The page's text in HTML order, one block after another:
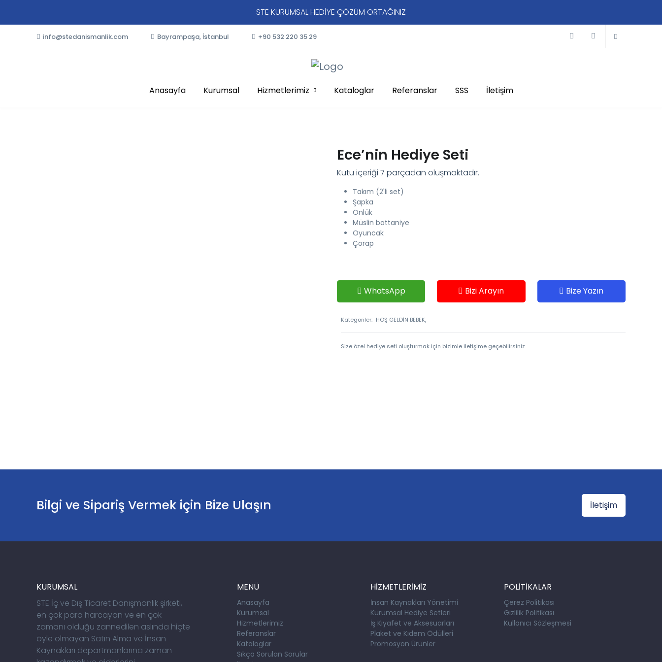
STE KURUMSAL HEDİYE ÇÖZÜM ORTAĞINIZ
info@stedanismanlik.com Bayrampaşa, İstanbul +90 532 220 35 29
Anasayfa Kurumsal Hizmetlerimiz Kataloglar Referanslar SSS İletişim
Ece’nin Hediye Seti
Kutu içeriği 7 parçadan oluşmaktadır.
Takım (2'li set)
Şapka
Önlük
Müslin battaniye
Oyuncak
Çorap
WhatsApp Bizi Arayın Bize Yazın
Kategoriler: HOŞ GELDİN BEBEK,
Size özel hediye seti oluşturmak için bizimle iletişime geçebilirsiniz.
Bilgi ve Sipariş Vermek için Bize Ulaşın İletişim
KURUMSAL
STE İç ve Dış Ticaret Danışmanlık şirketi,
en çok para harcayan ve en çok
zamanı olduğu zannedilen aslında hiçte
öyle olmayan Satın Alma ve İnsan
Kaynakları departmanlarına zaman
MENÜ
Anasayfa
Kurumsal
Hizmetlerimiz
Referanslar
Kataloglar
Sıkça Sorulan Sorular
HİZMETLERİMİZ
İnsan Kaynakları Yönetimi
Kurumsal Hediye Setleri
İş Kıyafet ve Aksesuarları
Plaket ve Kıdem Ödülleri
Promosyon Ürünler
POLİTİKALAR
Çerez Politikası
Gizlilik Politikası
Kullanıcı Sözleşmesi